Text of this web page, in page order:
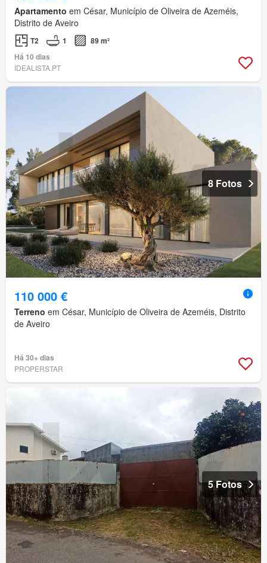
Apartamento em César, Município de Oliveira de Azeméis,
Distrito de Aveiro
T2 1
89 m²
Há 10 dias
IDEALISTA.PT
8 Fotos
110 000 €
Terreno em César, Município de Oliveira de Azeméis, Distrito
de Aveiro
Há 30+ dias
PROPERSTAR
5 Fotos